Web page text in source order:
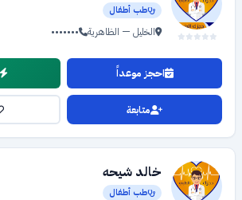
طب أطفال
الخليل — الظاهرية •••••••
احجز موعداً
متابعة
خالد شيحه
طب أطفال